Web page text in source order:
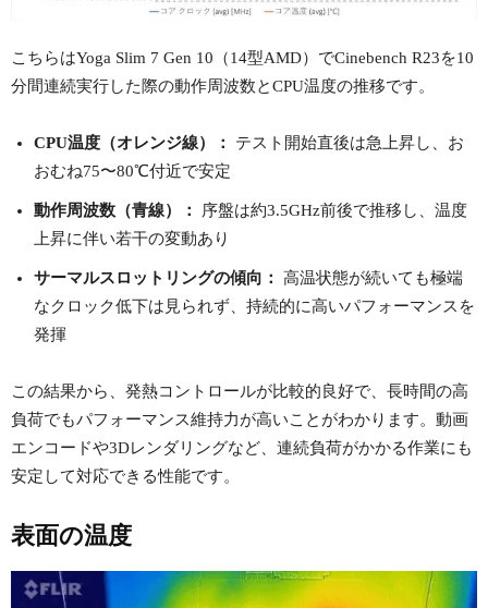
こちらはYoga Slim 7 Gen 10（14型AMD）でCinebench R23を10
分間連続実行した際の動作周波数とCPU温度の推移です。
CPU温度（オレンジ線）：
テスト開始直後は急上昇し、お
おむね75〜80℃付近で安定
動作周波数（青線）：
序盤は約3.5GHz前後で推移し、温度
上昇に伴い若干の変動あり
サーマルスロットリングの傾向：
高温状態が続いても極端
なクロック低下は見られず、持続的に高いパフォーマンスを
発揮
この結果から、発熱コントロールが比較的良好で、長時間の高
負荷でもパフォーマンス維持力が高いことがわかります。動画
エンコードや3Dレンダリングなど、連続負荷がかかる作業にも
安定して対応できる性能です。
表面の温度